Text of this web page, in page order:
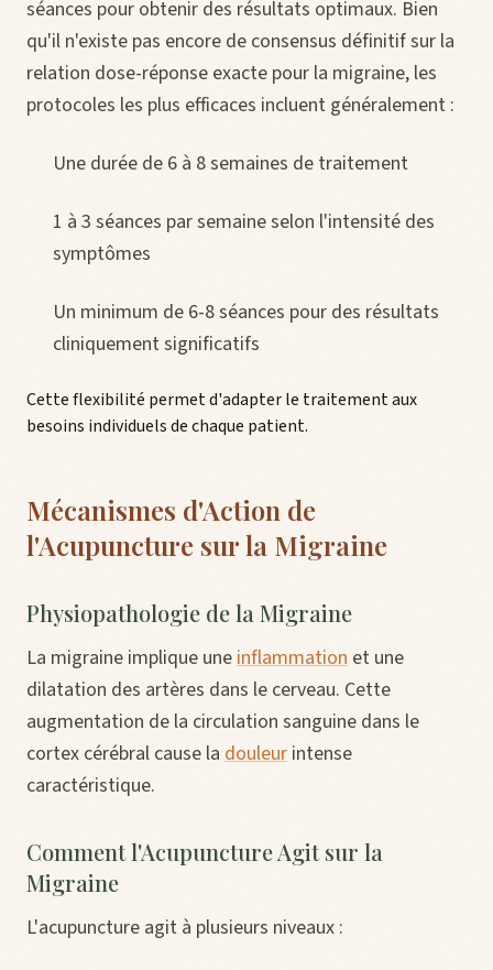
séances pour obtenir des résultats optimaux. Bien
qu'il n'existe pas encore de consensus définitif sur la
relation dose-réponse exacte pour la migraine, les
protocoles les plus efficaces incluent généralement :
Une durée de 6 à 8 semaines de traitement
1 à 3 séances par semaine selon l'intensité des
symptômes
Un minimum de 6-8 séances pour des résultats
cliniquement significatifs
Cette flexibilité permet d'adapter le traitement aux
besoins individuels de chaque patient.
Mécanismes d'Action de
l'Acupuncture sur la Migraine
Physiopathologie de la Migraine
La migraine implique une inflammation et une
dilatation des artères dans le cerveau. Cette
augmentation de la circulation sanguine dans le
cortex cérébral cause la douleur intense
caractéristique.
Comment l'Acupuncture Agit sur la
Migraine
L'acupuncture agit à plusieurs niveaux :